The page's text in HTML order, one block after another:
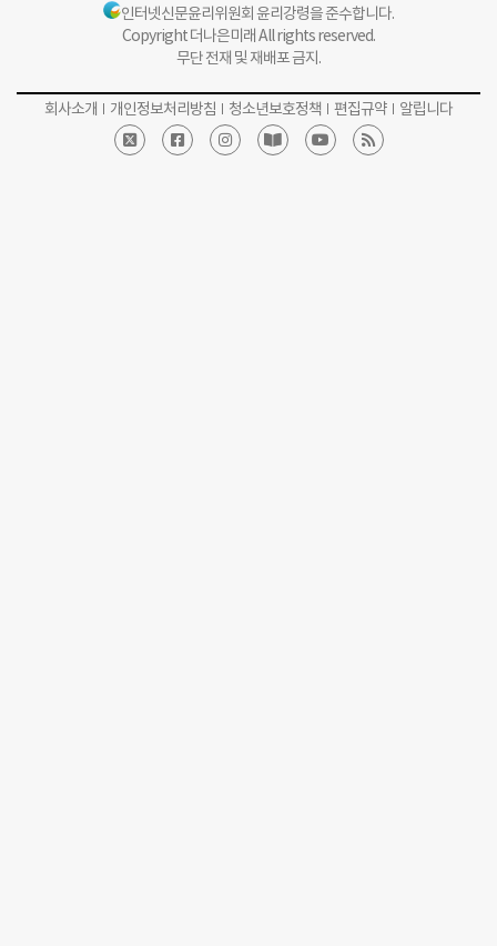
인터넷신문윤리위원회 윤리강령을 준수합니다.
Copyright 더나은미래 All rights reserved.
무단 전재 및 재배포 금지.
회사소개 개인정보처리방침 청소년보호정책 편집규약 알립니다